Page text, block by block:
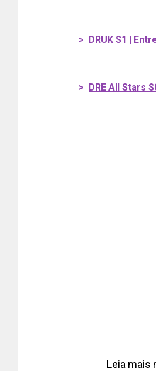
> DRUK S1 |
> DRE All Stars
Leia mais